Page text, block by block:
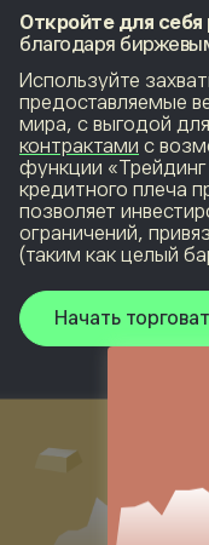
Откройте для
благодаря
Используйте
предоставляемые
мира, с выгодой
контрактами с
функции «Трейдинг
кредитного плеча
позволяет
ограничений,
(таким как целый
Начать